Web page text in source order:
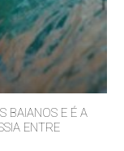
BAIANOS E É A
ENTRE